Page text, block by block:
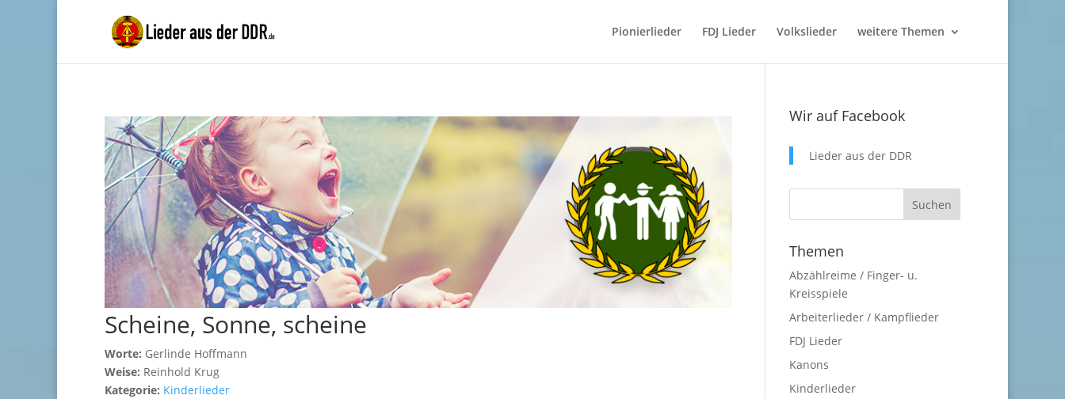
Pionierlieder FDJ Lieder Volkslieder weitere Themen
Scheine, Sonne, scheine
Worte: Gerlinde Hoffmann
Weise: Reinhold Krug
Kategorie: Kinderlieder
Wir auf Facebook
Lieder aus der DDR
Themen
Abzählreime / Finger- u.
Kreisspiele
Arbeiterlieder / Kampflieder
FDJ Lieder
Kanons
Kinderlieder